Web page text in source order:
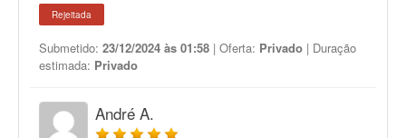
Rejeitada
Submetido: 23/12/2024 às 01:58 | Oferta: Privado | Duração
estimada: Privado
André A.